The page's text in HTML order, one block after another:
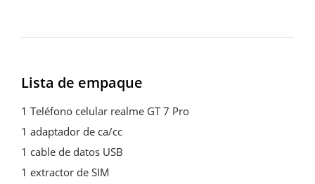
Lista de empaque
1 Teléfono celular realme GT 7 Pro
1 adaptador de ca/cc
1 cable de datos USB
1 extractor de SIM